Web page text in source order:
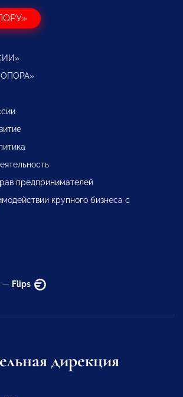
предпринимателей
крупного бизнеса с
— Flips
дирекция